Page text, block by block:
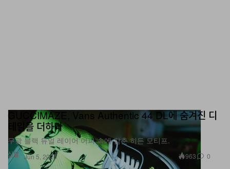
신발
GUCCIMAZE, Vans Authentic 44 DL에 숨겨진 디
테일을 더하다
무광 블랙 듀얼 레이어 어퍼 속에 감춘 히든 모티프.
Jun 5, 2026 963 0